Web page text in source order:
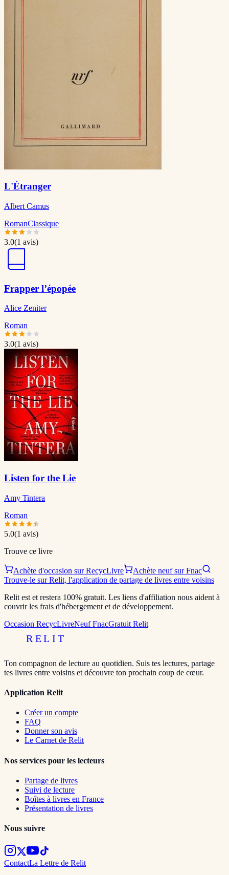
L'Étranger
Albert Camus
RomanClassique
3.0(1 avis)
Frapper l’épopée
Alice Zeniter
Roman
3.0(1 avis)
Listen for the Lie
Amy Tintera
Roman
5.0(1 avis)
Trouve ce livre
Achète d'occasion sur RecycLivre
Achète neuf sur Fnac
Trouve-le sur Relit, l'application de partage de livres entre voisins
Relit est et restera 100% gratuit. Les liens d'affiliation nous aident à
couvrir les frais d'hébergement et de développement.
Occasion RecycLivreNeuf FnacGratuit Relit
RELIT
Ton compagnon de lecture au quotidien. Suis tes lectures, partage
tes livres entre voisins et découvre ton prochain coup de cœur.
Application Relit
Créer un compte
FAQ
Donner son avis
Le Carnet de Relit
Nos services pour les lecteurs
Partage de livres
Suivi de lecture
Boîtes à livres en France
Présentation de livres
Nous suivre
ContactLa Lettre de Relit